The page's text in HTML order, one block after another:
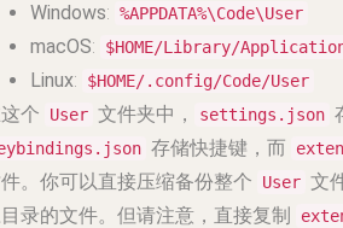
Windows: %APPDATA%\Code\User
macOS: $HOME/Library/
Linux: $HOME/.config/Code/User
个 User 文件夹中， settings.json
存储快捷键，而
。你可以直接压缩备份整个
User 文
录的文件。 但请注意 ，直接复制